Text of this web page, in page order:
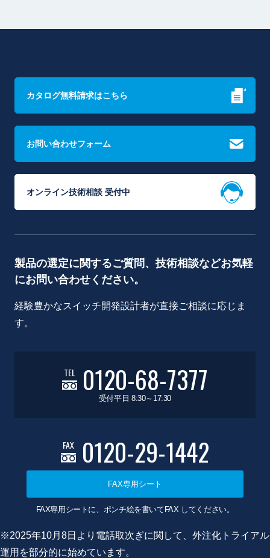
カタログ無料請求はこちら
お問い合わせフォーム
オンライン技術相談 受付中
製品の選定に関するご質問、技術相談などお気軽
にお問い合わせください。
経験豊かなスイッチ開発設計者が直接ご相談に応じま
す。
TEL 0120-68-7377
受付平日 8:30～17:30
FAX 0120-29-1442
FAX専用シート
FAX専用シートに、ポンチ絵を書いてFAX してください。
※2025年10月8日より電話取次ぎに関して、外注化トライアル
運用を部分的に始めています。